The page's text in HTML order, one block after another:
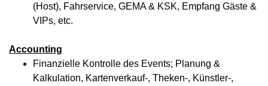
(Host), Fahrservice, GEMA & KSK, Empfang Gäste &
VIPs, etc.
Accounting
Finanzielle Kontrolle des Events; Planung &
Kalkulation, Kartenverkauf-, Theken-, Künstler-,